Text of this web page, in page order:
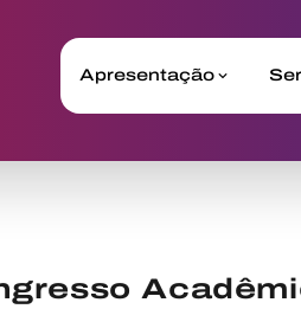
Apresentação